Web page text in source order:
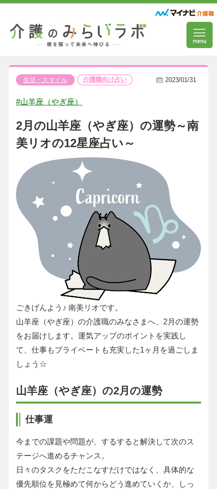
生活・スタイル 介護職向け占い 2023/01/31
#山羊座（やぎ座）
2月の山羊座（やぎ座）の運勢～南
美リオの12星座占い～
ごきげんよう♪ 南美リオです。
山羊座（やぎ座）の介護職のみなさまへ、2月の運勢
をお届けします。運気アップのポイントを実践し
て、仕事もプライベートも充実した1ヶ月を過ごしま
しょう☆
山羊座（やぎ座）の2月の運勢
仕事運
今までの課題や問題が、するすると解決して次のス
テージへ進めるチャンス。
日々のタスクをただこなすだけではなく、具体的な
優先順位を見極めて何からどう進めていくか、しっ